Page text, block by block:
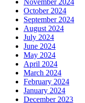
November 2024
October 2024
September 2024
August 2024
July 2024
June 2024
May 2024
April 2024
March 2024
February 2024
January 2024
December 2023